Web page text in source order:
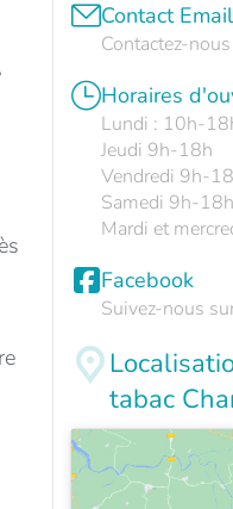
Contact Email
Contactez-
Horaires
Lundi : 10h-
Jeudi 9h-18h
Vendredi 9h-
Samedi 9h-18h
Mardi et
Facebook
Suivez-nous
tabac